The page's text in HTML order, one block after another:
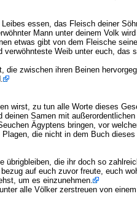
essen, das Fleisch deiner
Mann unter deinem Volk
etwas gibt von dem Fleische
verwöhnteste Weib unter euch, das
die zwischen ihren Beinen
wirst, zu tun alle Worte dieses
deinen Samen mit
Ägyptens bringen, vor
Plagen, die nicht in dem Buch
übrigbleiben, die ihr doch so
auf euch zuvor freute, euch
um es einzunehmen.
alle Völker zerstreuen von